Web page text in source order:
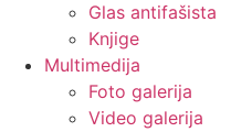
Glas antifašista
Knjige
Multimedija
Foto galerija
Video galerija